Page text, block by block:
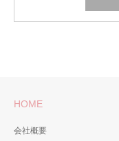
HOME
会社概要